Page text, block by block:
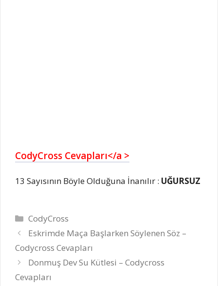
CodyCross Cevapları</a >
13 Sayısının Böyle Olduğuna İnanılır : UĞURSUZ
Kategoriler
CodyCross
Eskrimde Maça Başlarken Söylenen Söz –
Codycross Cevapları
Donmuş Dev Su Kütlesi – Codycross
Cevapları